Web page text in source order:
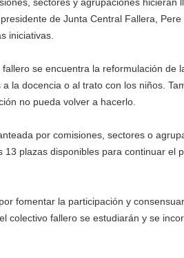
de Junta Central Fallera,
iniciativas.
se encuentra la reformulación de
la docencia o al trato con los niños.
no pueda volver a hacerlo.
por comisiones, sectores o
plazas disponibles para continuar
fomentar la participación y
colectivo fallero se estudiarán y se